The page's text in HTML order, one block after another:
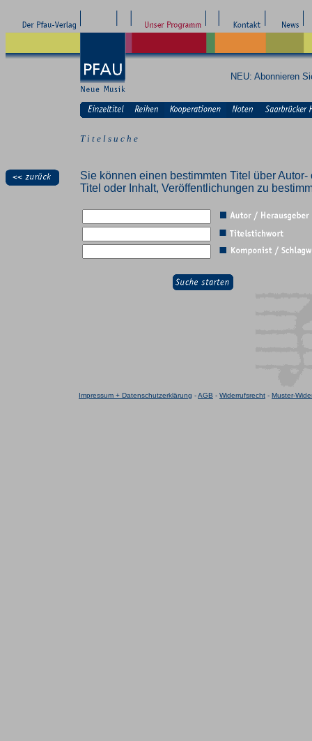
NEU: Abonnieren
T i t e l s u c h e
Sie können einen bestimmten Titel über
Titel oder Inhalt, Veröffentlichungen zu
Impressum + Datenschutzerklärung -AGB - Widerrufsrecht - Muster-